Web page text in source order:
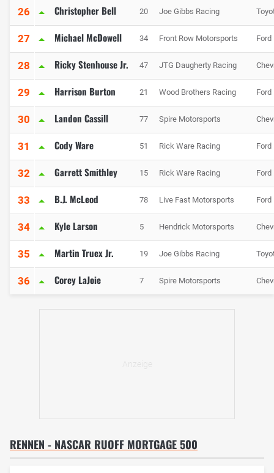
26 Christopher Bell 20 Joe Gibbs Racing
27 Michael McDowell 34 Front Row Motorsports Ford
28 Ricky Stenhouse Jr. 47 JTG Daugherty Racing
29 Harrison Burton 21 Wood Brothers Racing Ford
30 Landon Cassill 77 Spire Motorsports
31 Cody Ware 51 Rick Ware Racing Ford
32 Garrett Smithley 15 Rick Ware Racing Ford
33 B.J. McLeod 78 Live Fast Motorsports Ford
34 Kyle Larson 5 Hendrick Motorsports
35 Martin Truex Jr. 19 Joe Gibbs Racing
36 Corey LaJoie 7 Spire Motorsports
RENNEN - NASCAR RUOFF MORTGAGE 500